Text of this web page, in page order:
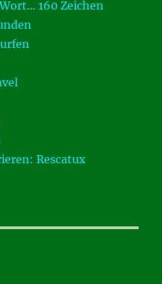
160 Zeichen
Rescatux